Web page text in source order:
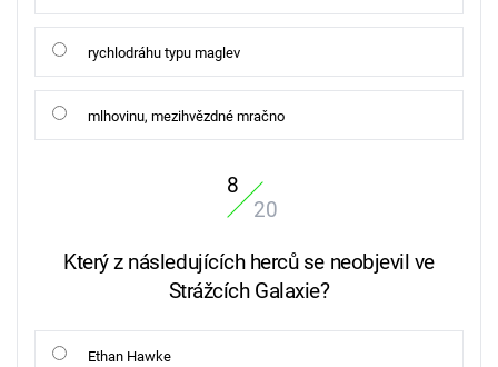
rychlodráhu typu maglev
mlhovinu, mezihvězdné mračno
8
20
Který z následujících herců se neobjevil ve
Strážcích Galaxie?
Ethan Hawke